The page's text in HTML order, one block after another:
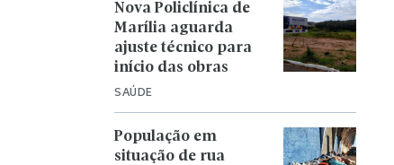
SAÚDE
Nova Policlínica de
Marília aguarda
ajuste técnico para
início das obras
População em
situação de rua